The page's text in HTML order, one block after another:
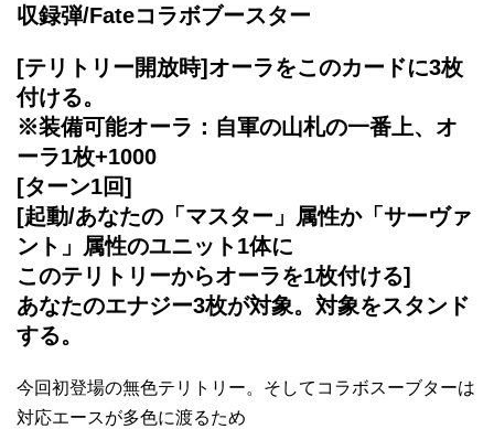
収録弾/Fateコラボブースター
[テリトリー開放時]オーラをこのカードに3枚
付ける。
※装備可能オーラ：自軍の山札の一番上、オ
ーラ1枚+1000
[ターン1回]
[起動/あなたの「マスター」属性か「サーヴァ
ント」属性のユニット1体に
このテリトリーからオーラを1枚付ける]
あなたのエナジー3枚が対象。対象をスタンド
する。
今回初登場の無色テリトリー。そしてコラボスーブターは
対応エースが多色に渡るため